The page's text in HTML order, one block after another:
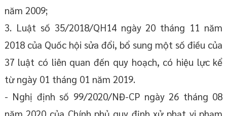
năm 2009;
3. Luật số 35/2018/QH14 ngày 20 tháng 11 năm
2018 của Quốc hội sửa đổi, bổ sung một số điều của
37 luật có liên quan đến quy hoạch, có hiệu lực kể
từ ngày 01 tháng 01 năm 2019.
- Nghị định số 99/2020/NĐ-CP ngày 26 tháng 08